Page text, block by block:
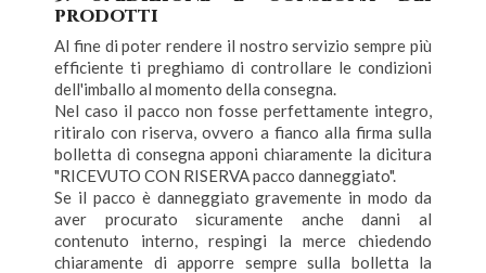
prodotti
Al fine di poter rendere il nostro servizio sempre più
efficiente ti preghiamo di controllare le condizioni
dell'imballo al momento della consegna.
Nel caso il pacco non fosse perfettamente integro,
ritiralo con riserva, ovvero a fianco alla firma sulla
bolletta di consegna apponi chiaramente la dicitura
"RICEVUTO CON RISERVA pacco danneggiato".
Se il pacco è danneggiato gravemente in modo da
aver procurato sicuramente anche danni al
contenuto interno, respingi la merce chiedendo
chiaramente di apporre sempre sulla bolletta la